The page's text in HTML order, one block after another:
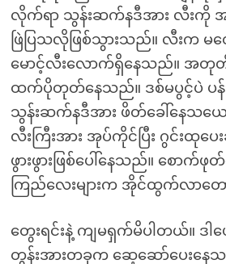
လိုက်ရာ သွန်းဆက်နဒီအား လီးကို အ
ဖြဲပြသလိုဖြစ်သွားသည်။ လီးက မ
မောင့်လီးလောက်ရှိနေသည်။ အတု
ထက်ပိုတုတ်နေသည်။ ဒစ်မပွင့်ပဲ ပန်း
သွန်းဆက်နဒီအား ဖိတ်ခေါ်နေသယေ
လီးကြီးအား အုပ်ကိုင်ပြီး ဂွင်းထုပ
ဖွားဖွားဖြစ်ပေါ်နေသည်။ စောက်
ကြည်လေးများက အိုင်ထွက်လာတ
တွေးရင်းနဲ့ ကျမရှက်မိပါတယ်။ ဒါ
တွန်းအားတခုက ဆေ့ဆော်ပေးနေ